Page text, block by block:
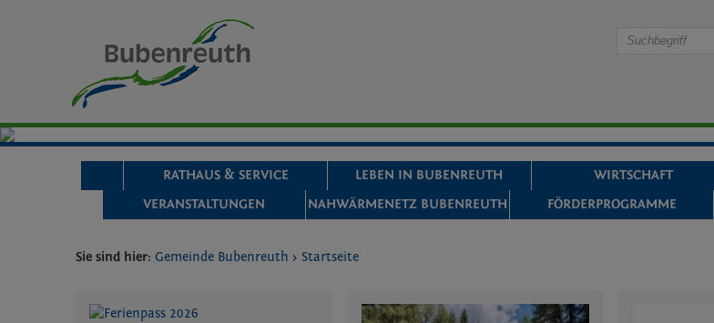
RATHAUS & SERVICE LEBEN IN BUBENREUTH WIRTSCHAFT
VERANSTALTUNGEN
NAHWÄRMENETZ BUBENREUTH FÖRDERPROGRAMME
Sie sind hier: Gemeinde Bubenreuth > Startseite